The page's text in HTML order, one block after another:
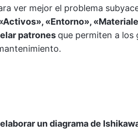
ver mejor el problema
«Entorno»,
patrones que permiten a los
elaborar un diagrama de